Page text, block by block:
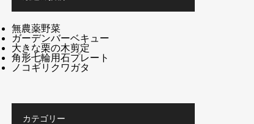
無農薬野菜
ガーデンバーベキュー
大きな栗の木剪定
角形七輪用石プレート
ノコギリクワガタ
カテゴリー